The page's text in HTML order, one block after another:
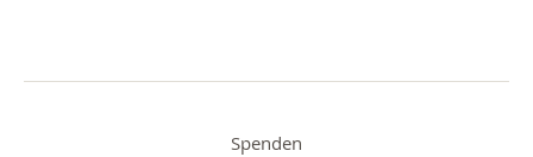
Spenden